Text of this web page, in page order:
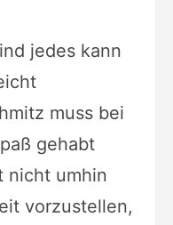
jedes kann
muss bei
gehabt
nicht umhin
vorzustellen,